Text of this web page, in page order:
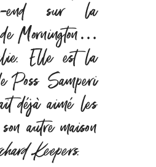
end sur la
Mornington…
Elle est la
Poss Samperi
déjà aimé les
autre maison
Keepers.